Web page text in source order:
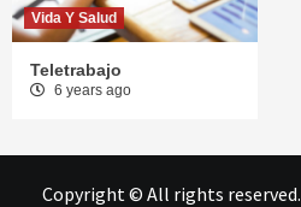
Vida Y Salud
Teletrabajo
6 years ago
Copyright © All rights reserved.